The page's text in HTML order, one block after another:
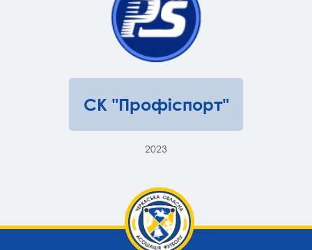
СК "Профіспорт"
2023